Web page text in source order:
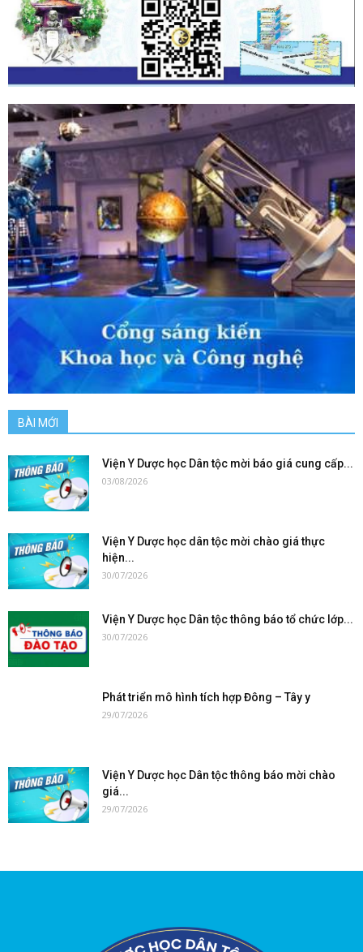
BÀI MỚI
Viện Y Dược học Dân tộc mời báo giá cung cấp...
03/08/2026
Viện Y Dược học dân tộc mời chào giá thực
hiện...
30/07/2026
Viện Y Dược học Dân tộc thông báo tổ chức lớp...
30/07/2026
Phát triển mô hình tích hợp Đông – Tây y
29/07/2026
Viện Y Dược học Dân tộc thông báo mời chào
giá...
29/07/2026